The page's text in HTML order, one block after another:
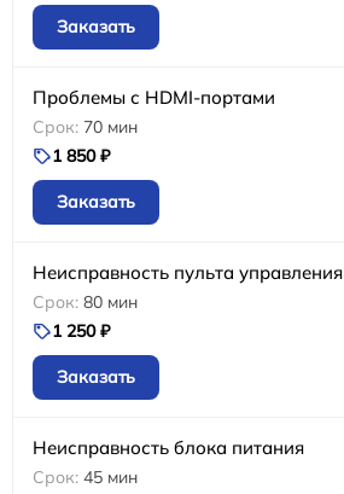
Заказать
Проблемы с HDMI-портами
70 мин
1 850 ₽
Заказать
Неисправность пульта управления
80 мин
1 250 ₽
Заказать
Неисправность блока питания
45 мин